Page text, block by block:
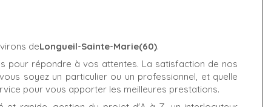
deLongueil-Sainte-Marie(60).
pour répondre à vos attentes. La satisfaction de nos
soyez un particulier ou un professionnel, et quelle
pour vous apporter les meilleures prestations.